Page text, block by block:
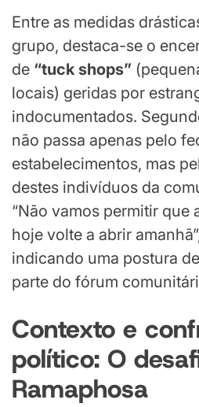
Entre as medidas
grupo, destaca-se o
de “tuck shops”
locais) geridas por
indocumentados.
não passa apenas pelo
estabelecimentos, mas
destes indivíduos da
“Não vamos permitir que
hoje volte a abrir
indicando uma postura
parte do fórum
Contexto e c
político: O d
Ramaphosa